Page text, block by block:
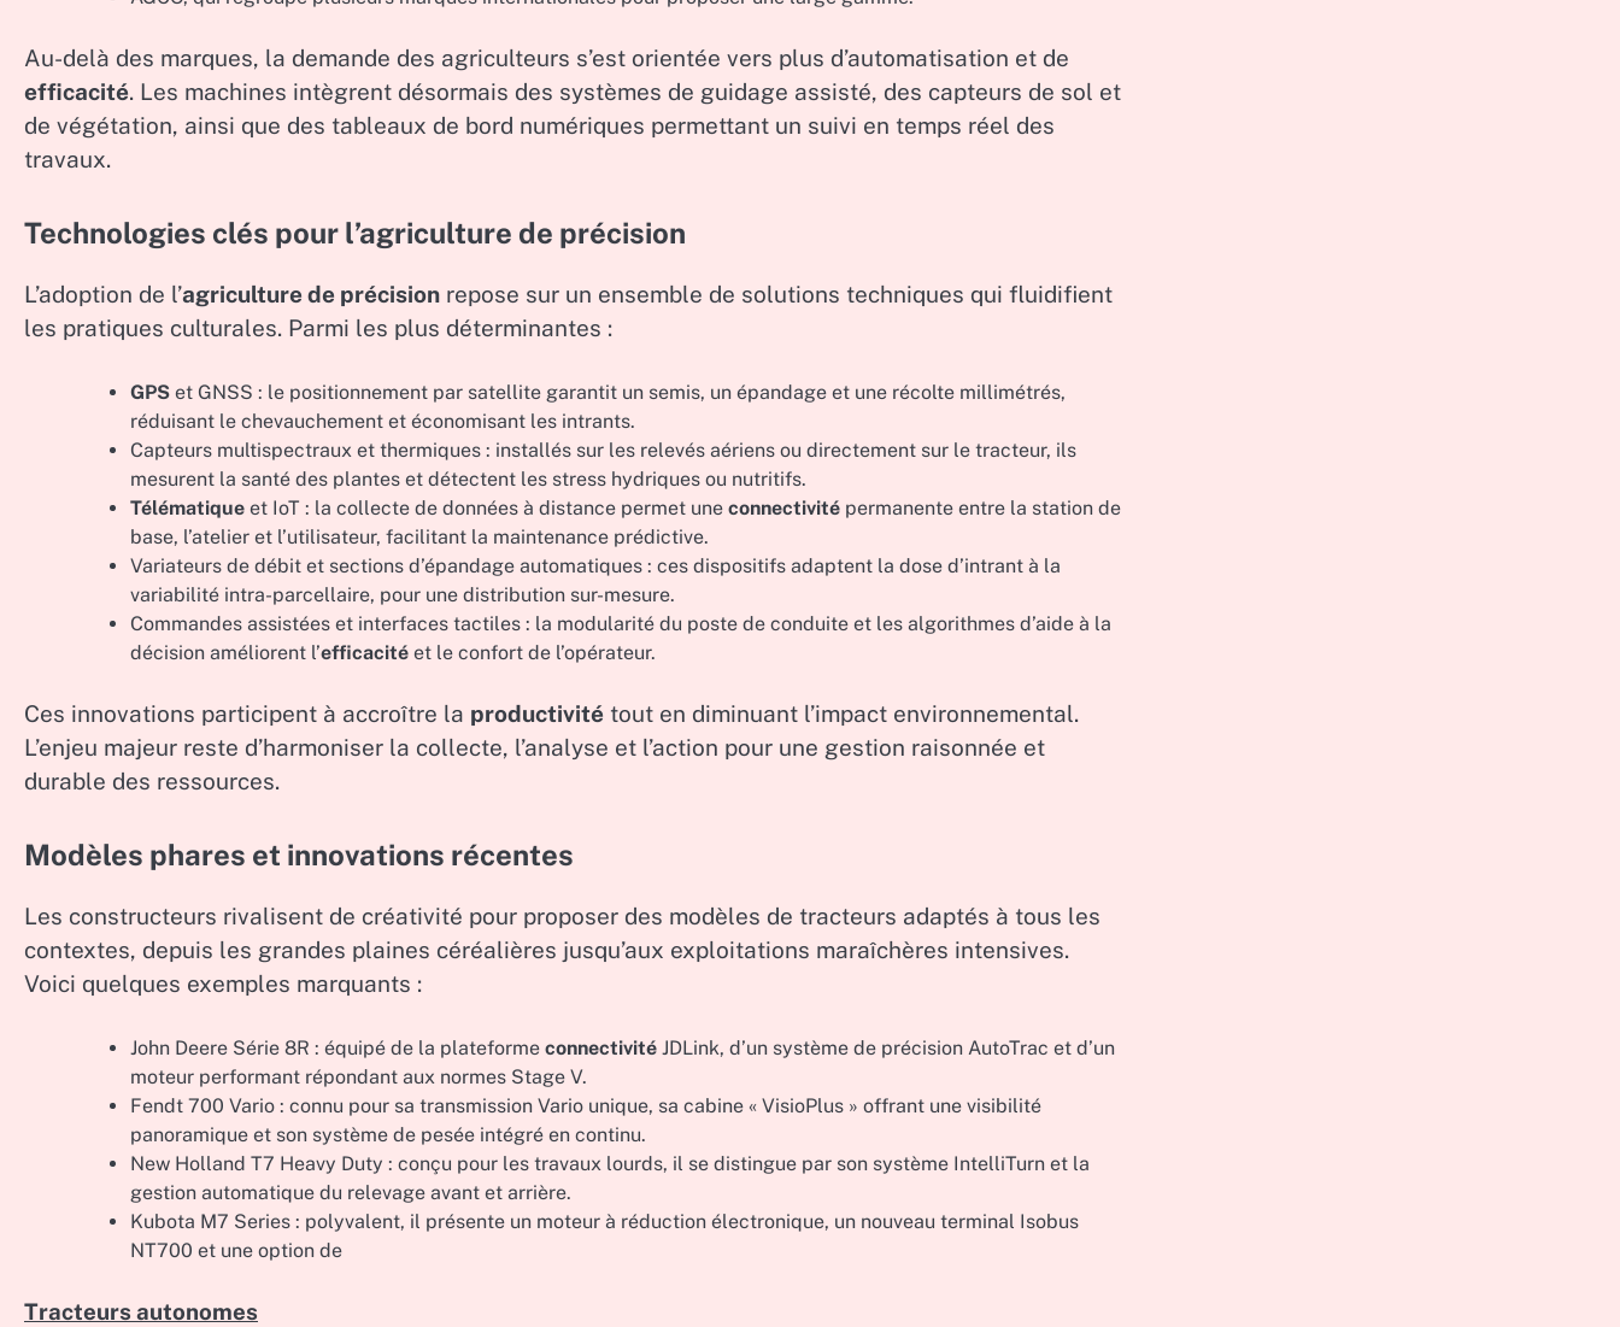
Au-delà des marques, la demande des agriculteurs s’est orientée vers plus d’automatisation et de
efficacité. Les machines intègrent désormais des systèmes de guidage assisté, des capteurs de sol et
de végétation, ainsi que des tableaux de bord numériques permettant un suivi en temps réel des
travaux.
Technologies clés pour l’agriculture de précision
L’adoption de l’agriculture de précision repose sur un ensemble de solutions techniques qui fluidifient
les pratiques culturales. Parmi les plus déterminantes :
GPS et GNSS : le positionnement par satellite garantit un semis, un épandage et une récolte millimétrés,
réduisant le chevauchement et économisant les intrants.
Capteurs multispectraux et thermiques : installés sur les relevés aériens ou directement sur le tracteur, ils
mesurent la santé des plantes et détectent les stress hydriques ou nutritifs.
Télématique et IoT : la collecte de données à distance permet une connectivité permanente entre la station de
base, l’atelier et l’utilisateur, facilitant la maintenance prédictive.
Variateurs de débit et sections d’épandage automatiques : ces dispositifs adaptent la dose d’intrant à la
variabilité intra-parcellaire, pour une distribution sur-mesure.
Commandes assistées et interfaces tactiles : la modularité du poste de conduite et les algorithmes d’aide à la
décision améliorent l’efficacité et le confort de l’opérateur.
Ces innovations participent à accroître la productivité tout en diminuant l’impact environnemental.
L’enjeu majeur reste d’harmoniser la collecte, l’analyse et l’action pour une gestion raisonnée et
durable des ressources.
Modèles phares et innovations récentes
Les constructeurs rivalisent de créativité pour proposer des modèles de tracteurs adaptés à tous les
contextes, depuis les grandes plaines céréalières jusqu’aux exploitations maraîchères intensives.
Voici quelques exemples marquants :
John Deere Série 8R : équipé de la plateforme connectivité JDLink, d’un système de précision AutoTrac et d’un
moteur performant répondant aux normes Stage V.
Fendt 700 Vario : connu pour sa transmission Vario unique, sa cabine « VisioPlus » offrant une visibilité
panoramique et son système de pesée intégré en continu.
New Holland T7 Heavy Duty : conçu pour les travaux lourds, il se distingue par son système IntelliTurn et la
gestion automatique du relevage avant et arrière.
Kubota M7 Series : polyvalent, il présente un moteur à réduction électronique, un nouveau terminal Isobus
NT700 et une option de
Tracteurs autonomes